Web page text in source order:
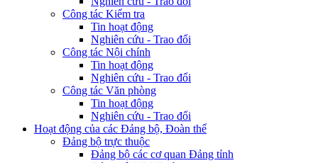
Công tác Kiểm tra
Tin hoạt động
Nghiên cứu - Trao đổi
Công tác Nội chính
Tin hoạt động
Nghiên cứu - Trao đổi
Công tác Văn phòng
Tin hoạt động
Nghiên cứu - Trao đổi
Hoạt động của các Đảng bộ, Đoàn thể
Đảng bộ trực thuộc
Đảng bộ các cơ quan Đảng tỉnh